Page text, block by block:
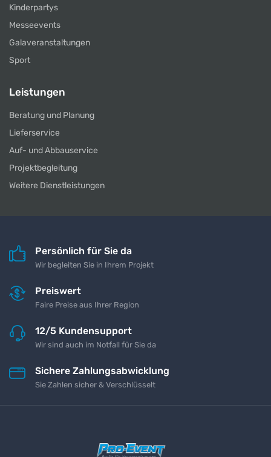
Kinderpartys
Messeevents
Galaveranstaltungen
Sport
Leistungen
Beratung und Planung
Lieferservice
Auf- und Abbauservice
Projektbegleitung
Weitere Dienstleistungen
Persönlich für Sie da
Wir begleiten Sie in Ihrem Projekt
Preiswert
Faire Preise aus Ihrer Region
12/5 Kundensupport
Wir sind auch im Notfall für Sie da
Sichere Zahlungsabwicklung
Sie Zahlen sicher & Verschlüsselt